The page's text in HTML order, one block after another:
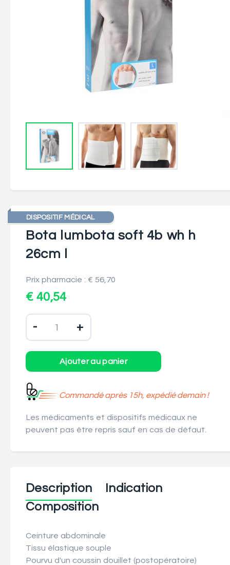
DISPOSITIF MÉDICAL
Bota lumbota soft 4b wh h
26cm l
Prix pharmacie : € 56,70
€ 40,54
- +
Commandé après 15h, expédié demain !
Les médicaments et dispositifs médicaux ne
peuvent pas être repris sauf en cas de défaut.
Description
Indication
Composition
Ceinture abdominale
Tissu élastique souple
Pourvu d'un coussin douillet (postopératoire)